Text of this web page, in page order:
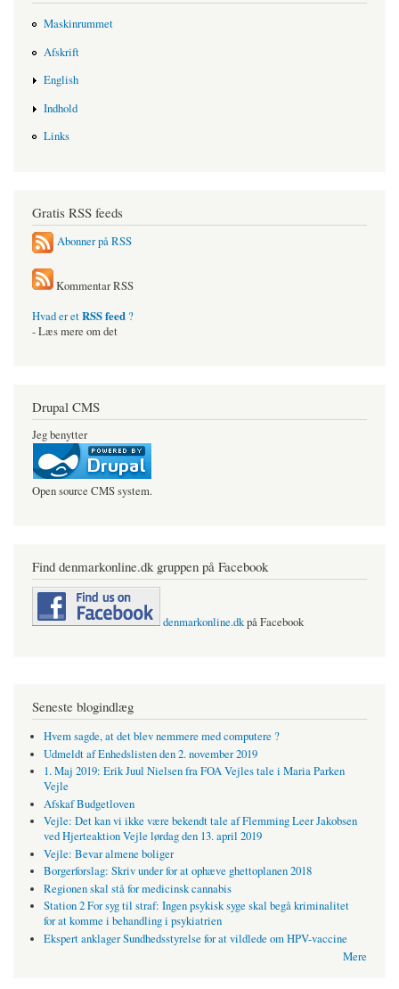
Maskinrummet
Afskrift
English
Indhold
Links
Gratis RSS feeds
Abonner på RSS
Kommentar RSS
Hvad er etRSS feed ?
- Læs mere om det
Drupal CMS
Jeg benytter
Open source CMS system.
Find denmarkonline.dk gruppen på Facebook
denmarkonline.dkpå Facebook
Seneste blogindlæg
Hvem sagde, at det blev nemmere med computere ?
Udmeldt af Enhedslisten den 2. november 2019
1. Maj 2019: Erik Juul Nielsen fra FOA Vejles tale i Maria Parken
Vejle
Afskaf Budgetloven
Vejle: Det kan vi ikke være bekendt tale af Flemming Leer Jakobsen
ved Hjerteaktion Vejle lørdag den 13. april 2019
Vejle: Bevar almene boliger
Borgerforslag: Skriv under for at ophæve ghettoplanen 2018
Regionen skal stå for medicinsk cannabis
Station 2 For syg til straf: Ingen psykisk syge skal begå kriminalitet
for at komme i behandling i psykiatrien
Ekspert anklager Sundhedsstyrelse for at vildlede om HPV-vaccine
Mere